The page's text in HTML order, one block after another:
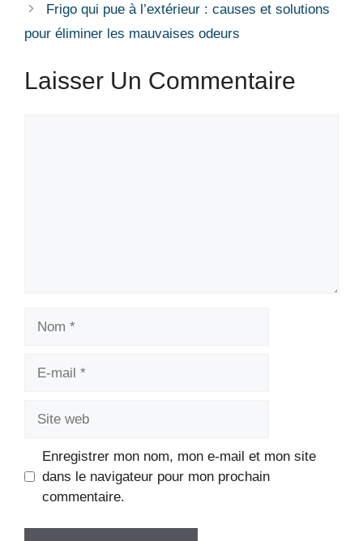
Frigo qui pue à l’extérieur : causes et solutions
pour éliminer les mauvaises odeurs
Laisser Un Commentaire
Enregistrer mon nom, mon e-mail et mon site
dans le navigateur pour mon prochain
commentaire.